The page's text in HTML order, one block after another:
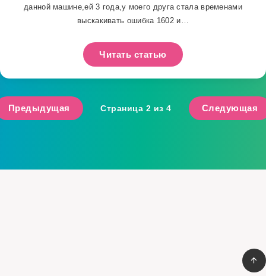
данной машине,ей 3 года,у моего друга стала временами
выскакивать ошибка 1602 и…
Читать статью
Предыдущая Страница 2 из 4 Следующая